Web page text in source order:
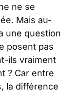
ne se
Mais au-
une question
posent pas
ils vraiment
? Car entre
la différence